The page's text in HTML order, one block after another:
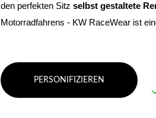
den perfekten Sitz selbst gestaltete
Motorradfahrens - KW RaceWear ist
PERSONIFIZIEREN